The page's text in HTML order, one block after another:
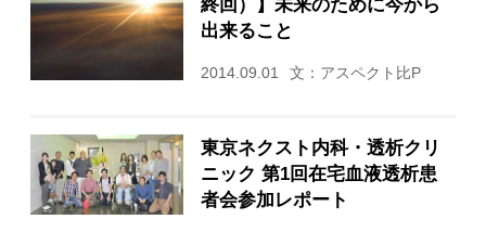
終回）】未来のために今から
出来ること
2014.09.01 文：アスペクト比P
東京ネクスト内科・透析クリ
ニック 第1回在宅血液透析患
者会参加レポート